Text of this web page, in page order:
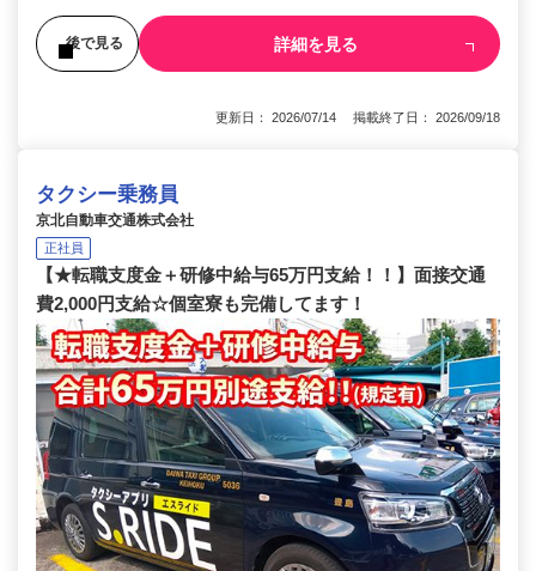
後で見る 詳細を見る
更新日： 2026/07/14 掲載終了日： 2026/09/18
タクシー乗務員
京北自動車交通株式会社
正社員
【★転職支度金＋研修中給与65万円支給！！】面接交通
費2,000円支給☆個室寮も完備してます！